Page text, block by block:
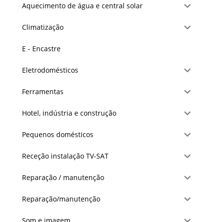
Aquecimento de água e central solar
Climatização
E - Encastre
Eletrodomésticos
Ferramentas
Hotel, indústria e construção
Pequenos domésticos
Receção instalação TV-SAT
Reparação / manutenção
Reparação/manutenção
Som e imagem